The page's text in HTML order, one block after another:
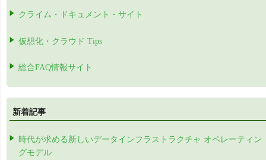
クライム・ドキュメント・サイト
仮想化・クラウド Tips
総合FAQ情報サイト
新着記事
時代が求める新しいデータインフラストラクチャ オペレーティン
グモデル